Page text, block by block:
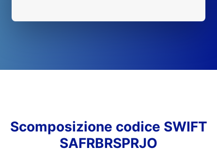
Scomposizione codice SWIFT
SAFRBRSPRJO